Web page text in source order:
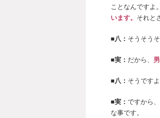
ことなんですよ
います。 それと
■八： そうそう
■実： だから、
■八： そうですよ
■実： ですから
な事です。